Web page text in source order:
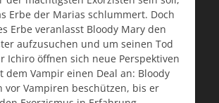
Erbe der Marias schlummert. Doch
Erbe veranlasst Bloody Mary den
aufzusuchen und um seinen Tod
Ichiro öffnen sich neue Perspektiven
dem Vampir einen Deal an: Bloody
vor Vampiren beschützen, bis er